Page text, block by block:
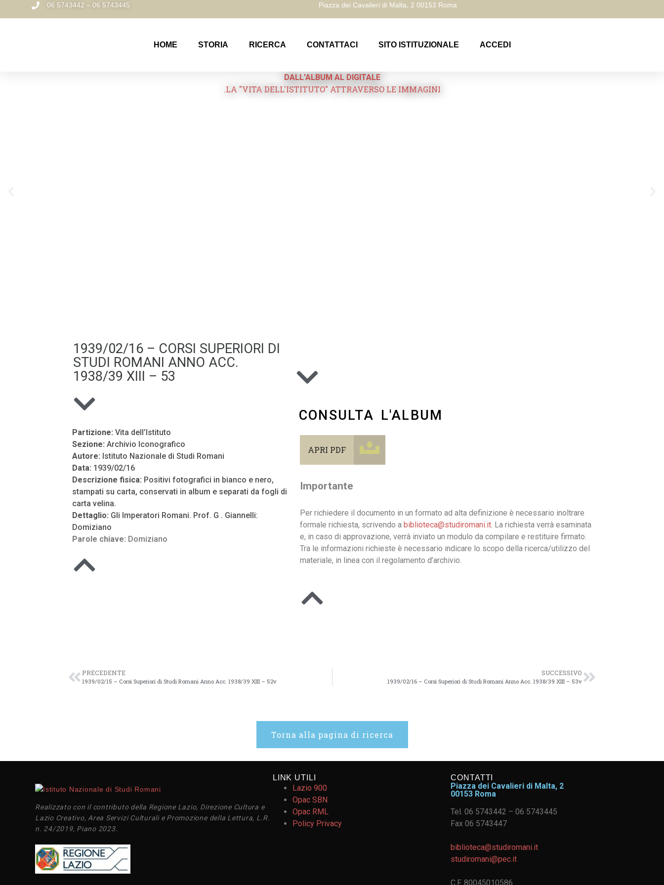
06 5743442 – 06 5743445 Piazza dei Cavalieri di Malta, 2 00153 Roma
HOME STORIA RICERCA CONTATTACI SITO ISTITUZIONALE ACCEDI
DALL'ALBUM AL DIGITALE
.LA "VITA DELL'ISTITUTO" ATTRAVERSO LE IMMAGINI
1939/02/16 – CORSI SUPERIORI DI
STUDI ROMANI ANNO ACC.
1938/39 XIII – 53
Partizione: Vita dell’Istituto
Sezione: Archivio Iconografico
Autore: Istituto Nazionale di Studi Romani
Data: 1939/02/16
Descrizione fisica: Positivi fotografici in bianco e nero,
stampati su carta, conservati in album e separati da fogli di
carta velina.
Dettaglio: Gli Imperatori Romani. Prof. G . Giannelli:
Domiziano
Parole chiave: Domiziano
CONSULTA L'ALBUM
APRI PDF
Importante
Per richiedere il documento in un formato ad alta definizione è necessario inoltrare
formale richiesta, scrivendo a biblioteca@studiromani.it. La richiesta verrà esaminata
e, in caso di approvazione, verrà inviato un modulo da compilare e restituire firmato.
Tra le informazioni richieste è necessario indicare lo scopo della ricerca/utilizzo del
materiale, in linea con il regolamento d’archivio.
PRECEDENTE
1939/02/15 – Corsi Superiori di Studi Romani Anno Acc. 1938/39 XIII – 52v
SUCCESSIVO
1939/02/16 – Corsi Superiori di Studi Romani Anno Acc. 1938/39 XIII – 53v
Torna alla pagina di ricerca
Realizzato con il contributo della Regione Lazio, Direzione Cultura e
Lazio Creativo, Area Servizi Culturali e Promozione della Lettura, L.R.
n. 24/2019, Piano 2023.
LINK UTILI
Lazio 900
Opac SBN
Opac RML
Policy Privacy
CONTATTI
Piazza dei Cavalieri di Malta, 2
00153 Roma
Tel. 06 5743442 – 06 5743445
Fax 06 5743447
biblioteca@studiromani.it
studiromani@pec.it
C.F. 80045010586